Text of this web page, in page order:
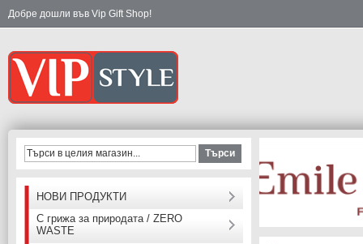
Добре дошли във Vip Gift Shop!
Търси
НОВИ ПРОДУКТИ
С грижа за природата / ZERO
WASTE